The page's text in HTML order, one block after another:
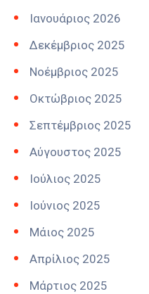
Ιανουάριος 2026
Δεκέμβριος 2025
Νοέμβριος 2025
Οκτώβριος 2025
Σεπτέμβριος 2025
Αύγουστος 2025
Ιούλιος 2025
Ιούνιος 2025
Μάιος 2025
Απρίλιος 2025
Μάρτιος 2025